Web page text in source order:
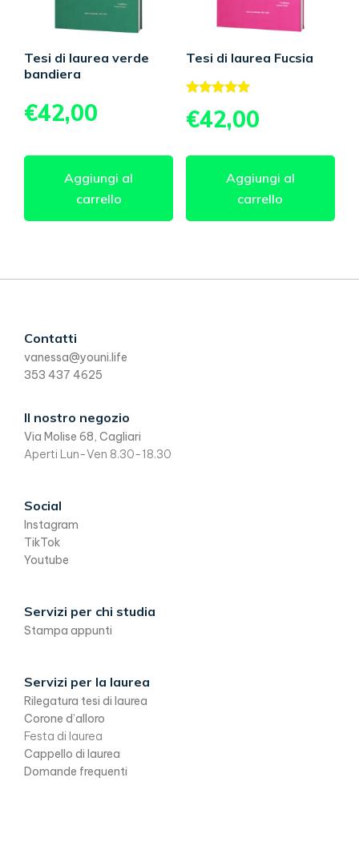
Tesi di laurea verde
bandiera
€42,00
Aggiungi al
carrello
Tesi di laurea Fucsia
5.00
su 5
€42,00
Aggiungi al
carrello
Footer
Contatti
vanessa@youni.life
353 437 4625
Il nostro negozio
Via Molise 68, Cagliari
Aperti Lun-Ven 8.30-18.30
Social
Instagram
TikTok
Youtube
Servizi per chi studia
Stampa appunti
Servizi per la laurea
Rilegatura tesi di laurea
Corone d’alloro
Festa di laurea
Cappello di laurea
Domande frequenti